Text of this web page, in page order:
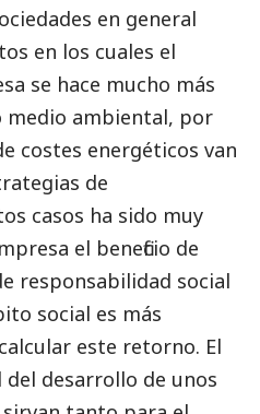
en general
en los cuales el
se hace mucho más
medio ambiental, por
costes energéticos van
de
casos ha sido muy
el beneficio de
responsabilidad social
social es más
este retorno. El
desarrollo de unos